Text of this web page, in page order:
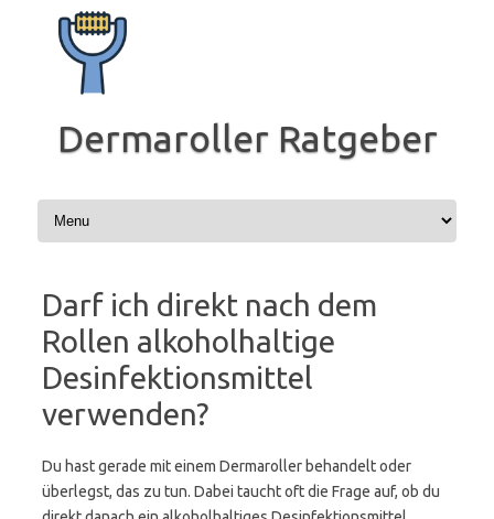
Inhalt
springen
Dermaroller Ratgeber
Darf ich direkt nach dem
Rollen alkoholhaltige
Desinfektionsmittel
verwenden?
Du hast gerade mit einem Dermaroller behandelt oder
überlegst, das zu tun. Dabei taucht oft die Frage auf, ob du